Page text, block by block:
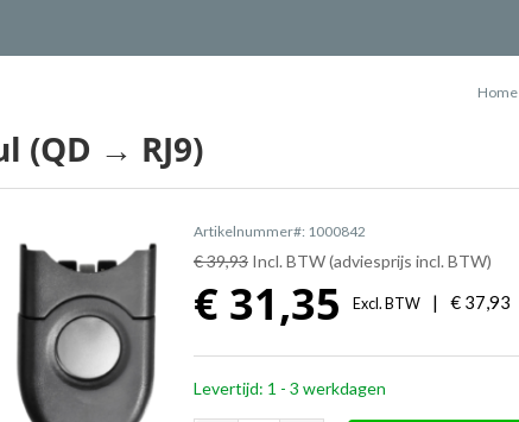
Home
(QD → RJ9)
Artikelnummer#: 1000842
€ 39,93 Incl. BTW (adviesprijs incl. BTW)
€ 31,35 Excl. BTW | € 37,93
Levertijd: 1 - 3 werkdagen